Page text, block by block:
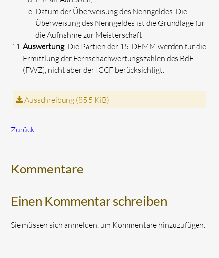
Datum der Überweisung des Nenngeldes. Die
Überweisung des Nenngeldes ist die Grundlage für
die Aufnahme zur Meisterschaft
Auswertung: Die Partien der 15. DFMM werden für die
Ermittlung der Fernschachwertungszahlen des BdF
(FWZ), nicht aber der ICCF berücksichtigt.
Ausschreibung (85,5 KiB)
Zurück
Kommentare
Einen Kommentar schreiben
Sie müssen sich anmelden, um Kommentare hinzuzufügen.